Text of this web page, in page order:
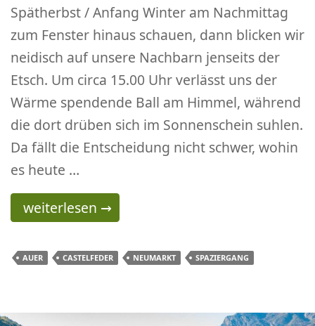
Spätherbst / Anfang Winter am Nachmittag
zum Fenster hinaus schauen, dann blicken wir
neidisch auf unsere Nachbarn jenseits der
Etsch. Um circa 15.00 Uhr verlässt uns der
Wärme spendende Ball am Himmel, während
die dort drüben sich im Sonnenschein suhlen.
Da fällt die Entscheidung nicht schwer, wohin
es heute …
Castelfeder ein Spaziergang zwischen
weiterlesen →
AUER CASTELFEDER NEUMARKT SPAZIERGANG